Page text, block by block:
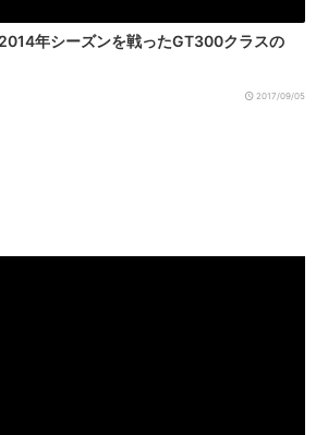
年シーズンを戦ったGT300クラスの
2017/09/05